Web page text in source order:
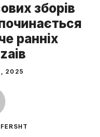
зборів
ранніх
2025